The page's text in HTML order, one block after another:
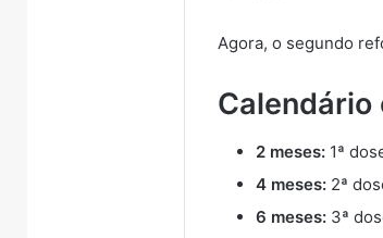
Agora, o segundo
2 meses: 1ª
4 meses: 2ª
6 meses: 3ª